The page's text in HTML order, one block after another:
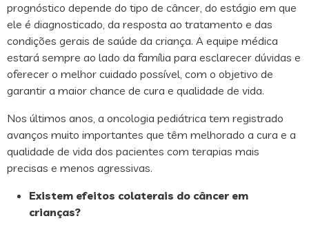
prognóstico depende do tipo de câncer, do estágio em que
ele é diagnosticado, da resposta ao tratamento e das
condições gerais de saúde da criança. A equipe médica
estará sempre ao lado da família para esclarecer dúvidas e
oferecer o melhor cuidado possível, com o objetivo de
garantir a maior chance de cura e qualidade de vida.
Nos últimos anos, a oncologia pediátrica tem registrado
avanços muito importantes que têm melhorado a cura e a
qualidade de vida dos pacientes com terapias mais
precisas e menos agressivas.
Existem efeitos colaterais do câncer em
crianças?